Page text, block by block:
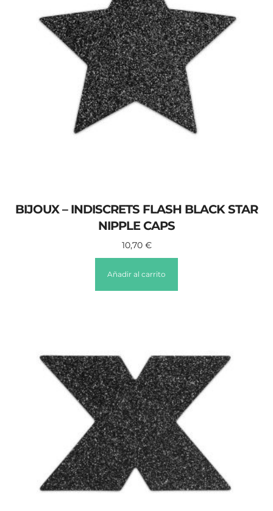
BIJOUX – INDISCRETS FLASH BLACK STAR
NIPPLE CAPS
10,70 €
Añadir al carrito